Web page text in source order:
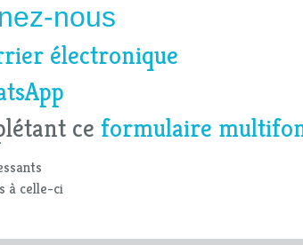
nous
électronique
ce formulaire
à celle-ci